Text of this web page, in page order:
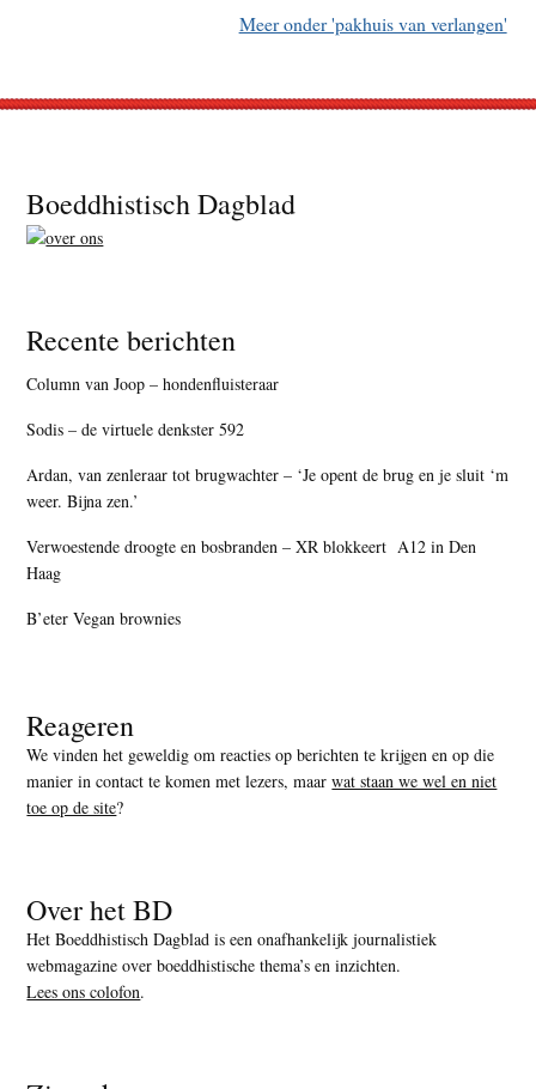
Meer onder 'pakhuis van verlangen'
Footer
Boeddhistisch Dagblad
Recente berichten
Column van Joop – hondenfluisteraar
Sodis – de virtuele denkster 592
Ardan, van zenleraar tot brugwachter – ‘Je opent de brug en je sluit ‘m
weer. Bijna zen.’
Verwoestende droogte en bosbranden – XR blokkeert A12 in Den
Haag
B’eter Vegan brownies
Reageren
We vinden het geweldig om reacties op berichten te krijgen en op die
manier in contact te komen met lezers, maarwat staan we wel en niet
toe op de site?
Over het BD
Het Boeddhistisch Dagblad is een onafhankelijk journalistiek
webmagazine over boeddhistische thema’s en inzichten.
Lees ons colofon.